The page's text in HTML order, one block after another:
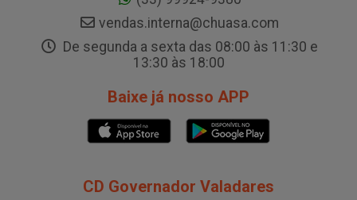
vendas.interna@chuasa.com
De segunda a sexta das 08:00 às 11:30 e
13:30 às 18:00
Baixe já nosso APP
CD Governador Valadares